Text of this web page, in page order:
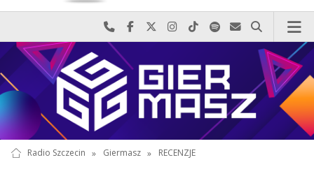
Najlepiej po prostu do nas zadzwoń
Odwiedź nas na Facebook-u
Odwiedź nas na X
Odwiedź nas na Instagram-ie
Odwiedź nas na TikTok-u
Szukaj nas na Spotify
Wyślij do nas
Szukaj
Radio Szczecin » Giermasz » RECENZJE